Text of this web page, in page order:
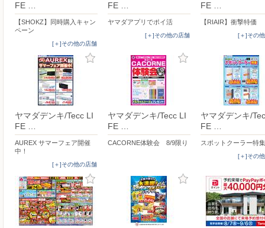
FE …
【SHOKZ】同時購入キャン
ペーン
[＋]その他の店舗
FE …
ヤマダアプリでポイ活
[＋]その他の店舗
FE …
【RIAIR】衝撃特価
[＋]その
ヤマダデンキ/Tecc LI
FE …
AUREX サマーフェア開催
中！
[＋]その他の店舗
ヤマダデンキ/Tecc LI
FE …
CACORNE体験会 8/9限り
ヤマダデンキ/
FE …
スポットクーラー特集
[＋]その